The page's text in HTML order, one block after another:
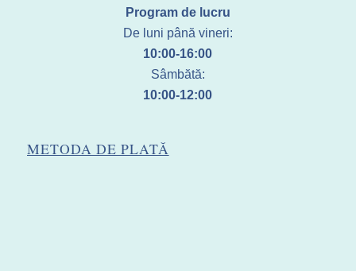
Program de lucru
De luni până vineri:
10:00-16:00
Sâmbătă:
10:00-12:00
METODA DE PLATĂ